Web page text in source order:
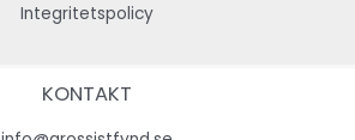
Integritetspolicy
KONTAKT